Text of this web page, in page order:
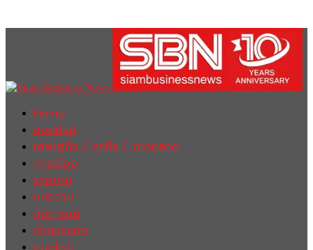
Home
ฮอตนิวส์
เศรษฐกิจ / ธุรกิจ / การตลาด
การเมือง
รายงาน
บทความ
สัมภาษณ์
ต่างประเทศ